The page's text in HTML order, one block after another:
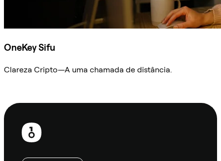
OneKey Sifu
Clareza Cripto—A uma chamada de distância.
Rodapé